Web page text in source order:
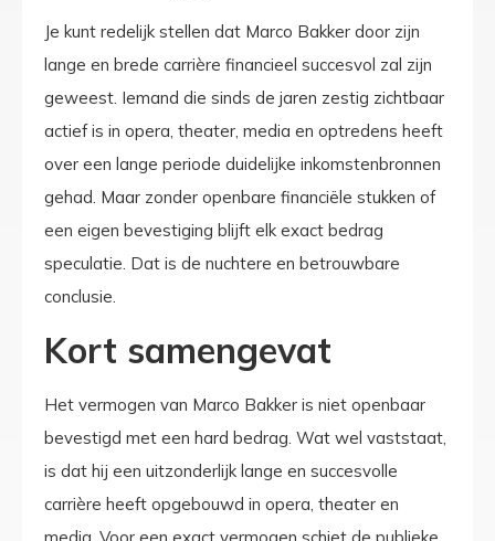
Je kunt redelijk stellen dat Marco Bakker door zijn
lange en brede carrière financieel succesvol zal zijn
geweest. Iemand die sinds de jaren zestig zichtbaar
actief is in opera, theater, media en optredens heeft
over een lange periode duidelijke inkomstenbronnen
gehad. Maar zonder openbare financiële stukken of
een eigen bevestiging blijft elk exact bedrag
speculatie. Dat is de nuchtere en betrouwbare
conclusie.
Kort samengevat
Het vermogen van Marco Bakker is niet openbaar
bevestigd met een hard bedrag. Wat wel vaststaat,
is dat hij een uitzonderlijk lange en succesvolle
carrière heeft opgebouwd in opera, theater en